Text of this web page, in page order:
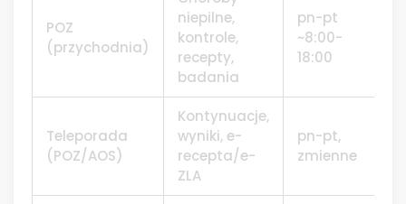
POZ
(przychodnia)
niepilne,
kontrole,
recepty,
badania
pn-pt
~8:00-
18:00
Teleporada
(POZ/AOS)
Kontynuacje,
wyniki, e-
recepta/e-
ZLA
pn-pt,
zmienne